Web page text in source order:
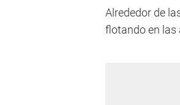
Alrededor de
flotando en las